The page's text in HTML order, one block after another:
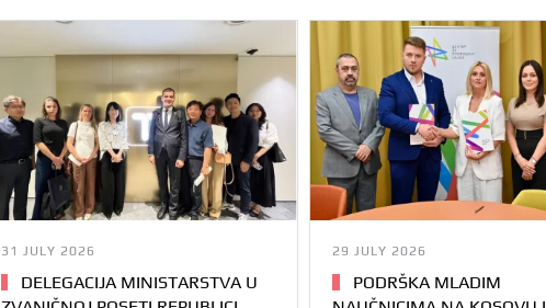
31 JULY 2026
DELEGACIJA MINISTARSTVA U
29 JULY 2026
PODRŠKA MLADIM